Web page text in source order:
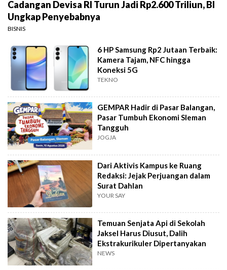
Cadangan Devisa RI Turun Jadi Rp2.600 Triliun, BI
Ungkap Penyebabnya
BISNIS
6 HP Samsung Rp2 Jutaan Terbaik:
Kamera Tajam, NFC hingga
Koneksi 5G
TEKNO
GEMPAR Hadir di Pasar Balangan,
Pasar Tumbuh Ekonomi Sleman
Tangguh
JOGJA
Dari Aktivis Kampus ke Ruang
Redaksi: Jejak Perjuangan dalam
Surat Dahlan
YOUR SAY
Temuan Senjata Api di Sekolah
Jaksel Harus Diusut, Dalih
Ekstrakurikuler Dipertanyakan
NEWS